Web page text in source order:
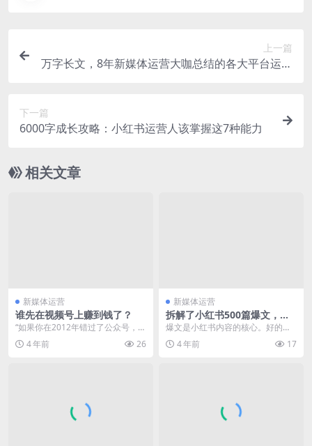
上一篇
万字长文，8年新媒体运营大咖总结的各大平台运营
下一篇
6000字成长攻略：小红书运营人该掌握这7种能力
相关文章
新媒体运营
谁先在视频号上赚到钱了？
“如果你在2012年错过了公众号，在
2018年错过了抖音，那么在2020
年，你不...
4 年前 26
新媒体运营
拆解了小红书500篇爆文，我
们总结出这些套路
爆文是小红书内容的核心。好的爆
文不仅可以实现文章本身的价值，
还可以实现社会价值和...
4 年前 17